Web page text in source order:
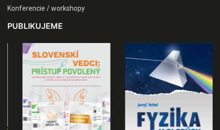
Konferencie / workshopy
PUBLIKUJEME